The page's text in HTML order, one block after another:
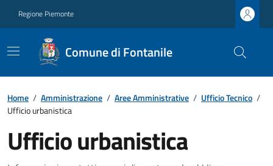
Regione Piemonte
Comune di Fontanile
Home / Amministrazione / Aree Amministrative / Ufficio Tecnico /
Ufficio urbanistica
Ufficio urbanistica